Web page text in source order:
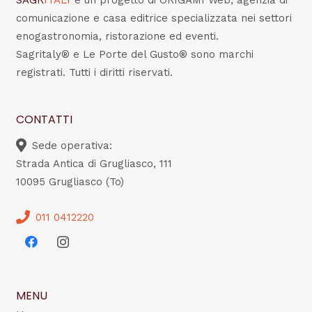
comunicazione e casa editrice specializzata nei settori
enogastronomia, ristorazione ed eventi.
Sagritaly® e Le Porte del Gusto® sono marchi
registrati. Tutti i diritti riservati.
CONTATTI
Sede operativa:
Strada Antica di Grugliasco, 111
10095 Grugliasco (To)
011 0412220
MENU